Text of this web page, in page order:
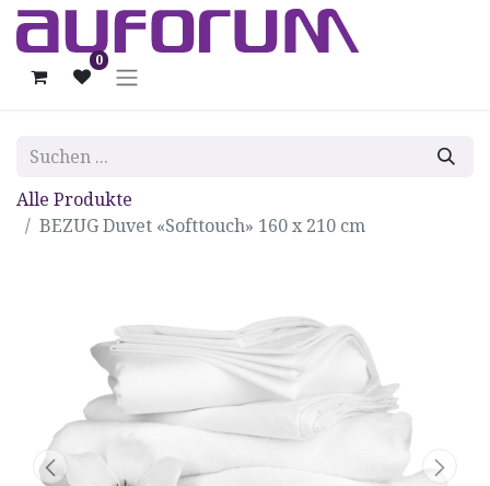
0
Alle Produkte
BEZUG Duvet «Softtouch» 160 x 210 cm